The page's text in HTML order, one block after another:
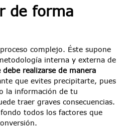
de forma
complejo. Éste supone
interna y externa de
debe realizarse de manera
que evites precipitarte, pues
la información de tu
traer graves consecuencias.
todos los factores que